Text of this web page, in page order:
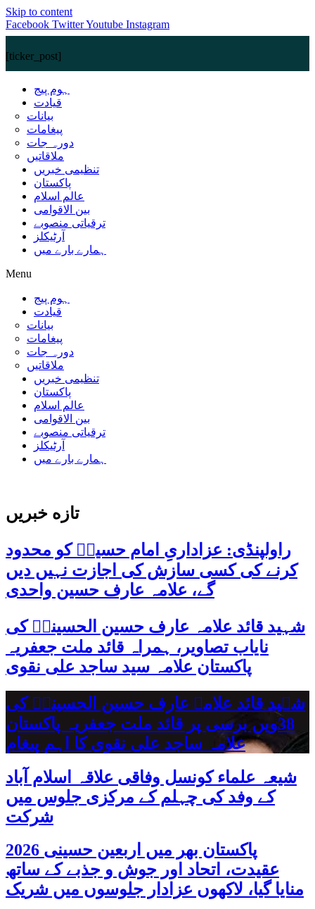
Skip to content
Facebook TwitterYoutube Instagram
[ticker_post]
ہوم پیج
قیادت
بیانات
پیغامات
دورہ جات
ملاقاتیں
تنظیمی خبریں
پاکستان
عالم اسلام
بین الاقوامی
ترقیاتی منصوبے
آرٹیکلز
ہمارے بارے میں
Menu
ہوم پیج
قیادت
بیانات
پیغامات
دورہ جات
ملاقاتیں
تنظیمی خبریں
پاکستان
عالم اسلام
بین الاقوامی
ترقیاتی منصوبے
آرٹیکلز
ہمارے بارے میں
تازه خبریں
راولپنڈی: عزاداریِ امام حسینؑ کو محدود
کرنے کی کسی سازش کی اجازت نہیں دیں
گے، علامہ عارف حسین واحدی
شہید قائد علامہ عارف حسین الحسینیؒ کی
نایاب تصاویر، ہمراہ قائد ملت جعفریہ
پاکستان علامہ سید ساجد علی نقوی
شہید قائد علامہ عارف حسین الحسینیؒ کی
38ویں برسی پر قائد ملت جعفریہ پاکستان
علامہ ساجد علی نقوی کا اہم پیغام
شیعہ علماء کونسل وفاقی علاقہ اسلام آباد
کے وفد کی چہلم کے مرکزی جلوس میں
شرکت
پاکستان بھر میں اربعین حسینی 2026
عقیدت، اتحاد اور جوش و جذبے کے ساتھ
منایا گیا، لاکھوں عزادار جلوسوں میں شریک